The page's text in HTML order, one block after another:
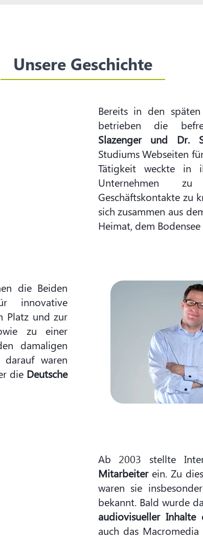
Unsere Geschichte
Bereits in den
betrieben die
Slazenger und Dr.
Studiums Webseiten
Tätigkeit weckte in
Unternehmen
Geschäftskontakte zu
sich zusammen aus
Heimat, dem Bodensee
die Beiden
innovative
Platz und zur
zu einer
damaligen
darauf waren
die Deutsche
Ab 2003 stellte
Mitarbeiterein. Zu
waren sie
bekannt. Bald wurde
audiovisueller Inhalte
auch das